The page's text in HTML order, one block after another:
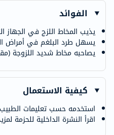
الفوائد
يذيب المخاط اللزج في الجهاز
يسهل طرد البلغم في أمراض
يصاحبه مخاط شديد اللزوجة
كيفية الاستعمال
استخدمه حسب تعليمات الطبيب
اقرأ النشرة الداخلية للحزمة